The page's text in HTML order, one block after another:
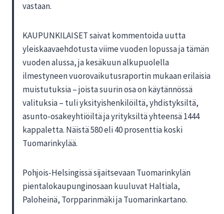
vastaan.
KAUPUNKILAISETsaivat kommentoida uutta
yleiskaavaehdotusta viime vuoden lopussa ja tämän
vuoden alussa, ja kesäkuun alkupuolella
ilmestyneen vuorovaikutusraportin mukaan erilaisia
muistutuksia – joista suurin osa on käytännössä
valituksia – tuli yksityishenkilöiltä, yhdistyksiltä,
asunto-osakeyhtiöiltä ja yrityksiltä yhteensä 1444
kappaletta. Näistä 580 eli 40 prosenttia koski
Tuomarinkylää.
Pohjois-Helsingissä sijaitsevaan Tuomarinkylän
pientalokaupunginosaan kuuluvat Haltiala,
Paloheinä, Torpparinmäki ja Tuomarinkartano.